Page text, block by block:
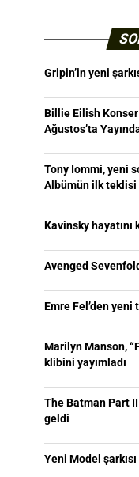
Gripin’in yeni
Billie Eilish
Ağustos’ta
Tony Iommi, yeni
Albümün ilk teklisi
Kavinsky hayatını
Avenged
Emre Fel’den yeni
Marilyn Manson,
klibini yayımladı
The Batman Part
geldi
Yeni Model